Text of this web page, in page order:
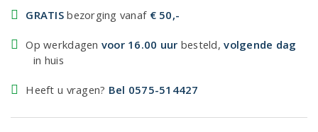
GRATIS bezorging vanaf € 50,-
Op werkdagen voor 16.00 uur besteld,volgende dag
in huis
Heeft u vragen? Bel 0575-514427